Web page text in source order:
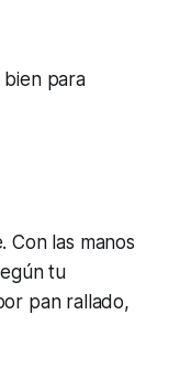
para
las manos
tu
pan rallado,